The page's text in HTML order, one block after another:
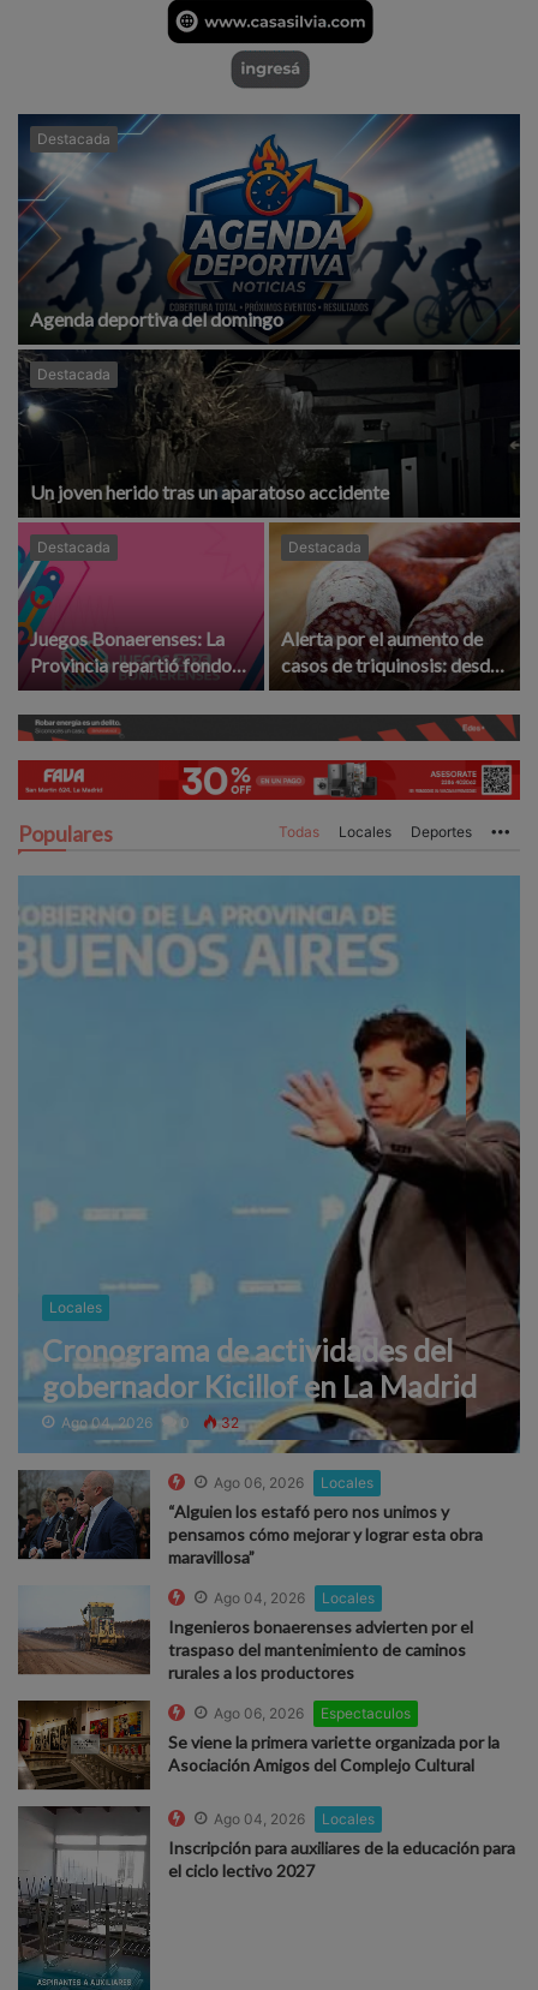
Destacada
Agenda deportiva del domingo
Destacada
Un joven herido tras un aparatoso accidente
Destacada
Juegos Bonaerenses: La
Provincia repartió fondos
para la etapa local ¿La
Madrid ganó o perdió?
Destacada
Alerta por el aumento de
casos de triquinosis: desde
la UCR le exigen
"controles" a provincia
Populares Todas Locales Deportes
Locales
Cronograma de actividades del
gobernador Kicillof en La Madrid
Ago 04, 2026 0 32
Ago 06, 2026 Locales
“Alguien los estafó pero nos unimos y
pensamos cómo mejorar y lograr esta obra
maravillosa”
Ago 04, 2026 Locales
Ingenieros bonaerenses advierten por el
traspaso del mantenimiento de caminos
rurales a los productores
Ago 06, 2026 Espectaculos
Se viene la primera variette organizada por la
Asociación Amigos del Complejo Cultural
Ago 04, 2026 Locales
Inscripción para auxiliares de la educación para
el ciclo lectivo 2027